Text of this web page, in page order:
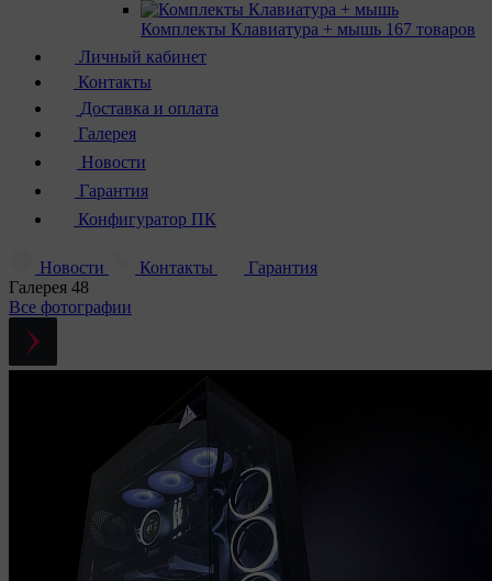
Комплекты Клавиатура + мышь 167 товаров
Личный кабинет
Контакты
Доставка и оплата
Галерея
Новости
Гарантия
Конфигуратор ПК
Новости Контакты
Гарантия
Галерея 48
Все фотографии